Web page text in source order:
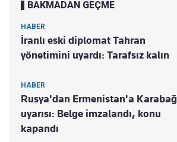
BAKMADAN GEÇME
HABER
İranlı eski diplomat Tahran
yönetimini uyardı: Tarafsız kalın
HABER
Rusya'dan Ermenistan'a Karabağ
uyarısı: Belge imzalandı, konu
kapandı